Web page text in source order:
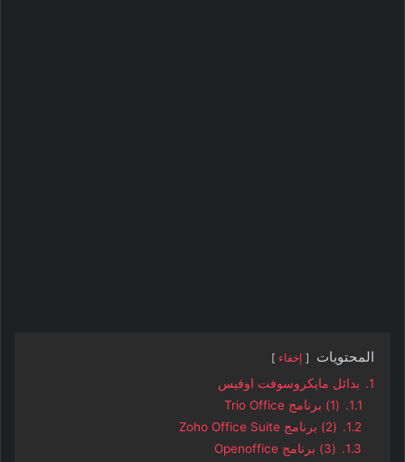
المحتويات إخفاء
1.
بدائل مايكروسوفت اوفيس
1.1.
(1) برنامج Trio Office
1.2.
(2) برنامج Zoho Office Suite
1.3.
(3) برنامج Openoffice